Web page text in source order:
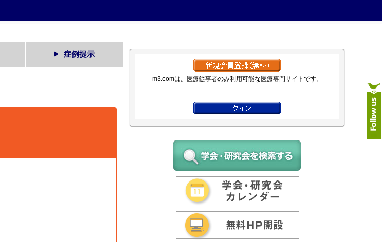
症例提示
m3.comは、医療従事者のみ利用可能な医療専門サイトです。